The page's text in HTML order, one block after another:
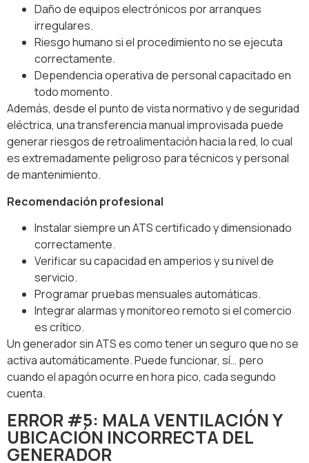
Daño de equipos electrónicos por arranques
irregulares.
Riesgo humano si el procedimiento no se ejecuta
correctamente.
Dependencia operativa de personal capacitado en
todo momento.
Además, desde el punto de vista normativo y de seguridad
eléctrica, una transferencia manual improvisada puede
generar riesgos de retroalimentación hacia la red, lo cual
es extremadamente peligroso para técnicos y personal
de mantenimiento.
Recomendación profesional
Instalar siempre un ATS certificado y dimensionado
correctamente.
Verificar su capacidad en amperios y su nivel de
servicio.
Programar pruebas mensuales automáticas.
Integrar alarmas y monitoreo remoto si el comercio
es crítico.
Un generador sin ATS es como tener un seguro que no se
activa automáticamente. Puede funcionar, sí… pero
cuando el apagón ocurre en hora pico, cada segundo
cuenta.
ERROR #5: MALA VENTILACIÓN Y
UBICACIÓN INCORRECTA DEL
GENERADOR